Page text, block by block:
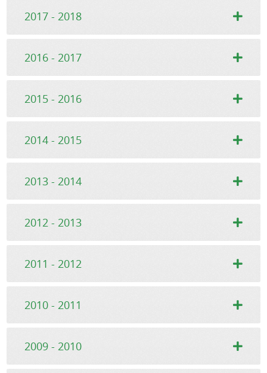
2017 - 2018
2016 - 2017
2015 - 2016
2014 - 2015
2013 - 2014
2012 - 2013
2011 - 2012
2010 - 2011
2009 - 2010